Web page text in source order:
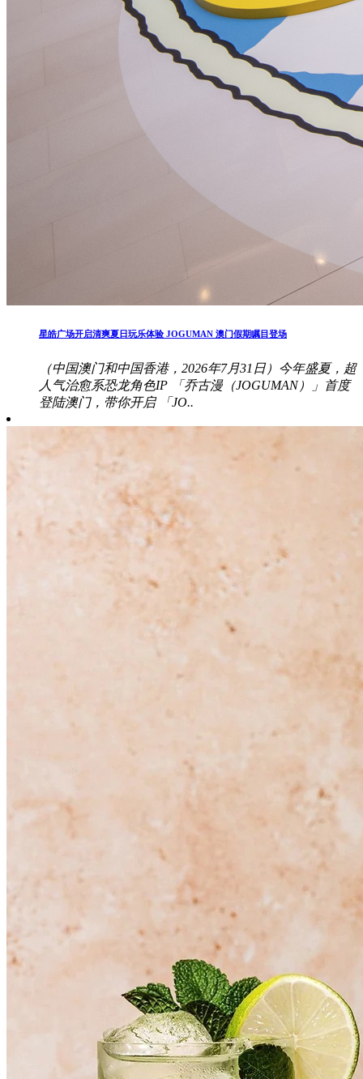
星皓广场开启清爽夏日玩乐体验 JOGUMAN 澳门假期瞩目登场
（中国澳门和中国香港，2026年7月31日）今年盛夏，超
人气治愈系恐龙角色IP 「乔古漫（JOGUMAN）」首度
登陆澳门，带你开启 「JO..